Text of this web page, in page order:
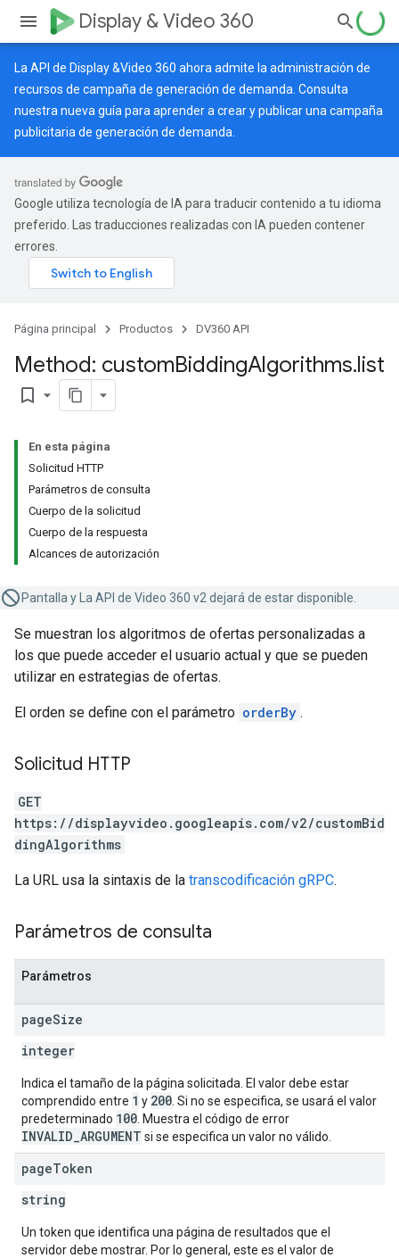
Display & Video 360
La API de Display &Video 360 ahora admite la administración de
recursos de campaña de generación de demanda. Consulta
nuestra nueva guía para aprender a crear y publicar una campaña
publicitaria de generación de demanda.
Google utiliza tecnología de IA para traducir contenido a tu idioma
preferido. Las traducciones realizadas con IA pueden contener
errores.
Página principal Productos DV360 API
Method: customBiddingAlgorithms.list
bookmark_border
En esta página
Solicitud HTTP
Parámetros de consulta
Cuerpo de la solicitud
Cuerpo de la respuesta
Alcances de autorización
Pantalla y La API de Video 360 v2 dejará de estar disponible.
Se muestran los algoritmos de ofertas personalizadas a
los que puede acceder el usuario actual y que se pueden
utilizar en estrategias de ofertas.
El orden se define con el parámetro orderBy .
Solicitud HTTP
GET
https://displayvideo.googleapis.com/v2/customBid
dingAlgorithms
La URL usa la sintaxis de la transcodificación gRPC.
Parámetros de consulta
Parámetros
pageSize
integer
Indica el tamaño de la página solicitada. El valor debe estar
comprendido entre 1 y 200 . Si no se especifica, se usará el valor
predeterminado 100 . Muestra el código de error
INVALID_ARGUMENT si se especifica un valor no válido.
pageToken
string
Un token que identifica una página de resultados que el
servidor debe mostrar. Por lo general, este es el valor de